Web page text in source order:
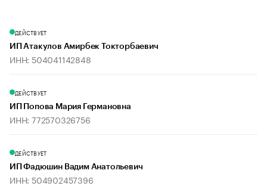
ДЕЙСТВУЕТ
ИП Атакулов Амирбек Токторбаевич
ИНН: 504041142848
ДЕЙСТВУЕТ
ИП Попова Мария Германовна
ИНН: 772570326756
ДЕЙСТВУЕТ
ИП Фадюшин Вадим Анатольевич
ИНН: 504902457396